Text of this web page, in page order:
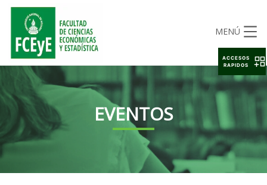
MENÚ
EVENTOS
ACCESOS
RAPIDOS